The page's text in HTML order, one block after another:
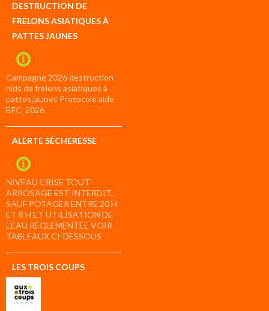
DESTRUCTION DE
FRELONS ASIATIQUES À
PATTES JAUNES
Campagne 2026 destruction
nids de frelons asiatiques à
pattes jaunes Protocole aide
BFC_2026
ALERTE SÉCHERESSE
NIVEAU CRISE TOUT
ARROSAGE EST INTERDIT,
SAUF POTAGER ENTRE 20 H
ET 8 H ET UTILISATION DE
L’EAU RÉGLEMENTÉE VOIR
TABLEAUX CI-DESSOUS
LES TROIS COUPS